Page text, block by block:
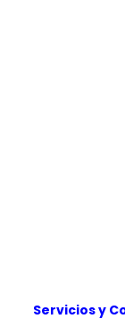
Servicios y